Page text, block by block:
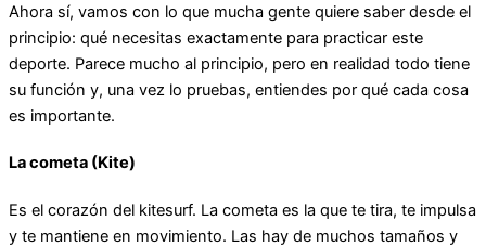
Ahora sí, vamos con lo que mucha gente quiere saber desde el
principio: qué necesitas exactamente para practicar este
deporte. Parece mucho al principio, pero en realidad todo tiene
su función y, una vez lo pruebas, entiendes por qué cada cosa
es importante.
La cometa (Kite)
Es el corazón del kitesurf. La cometa es la que te tira, te impulsa
y te mantiene en movimiento. Las hay de muchos tamaños y